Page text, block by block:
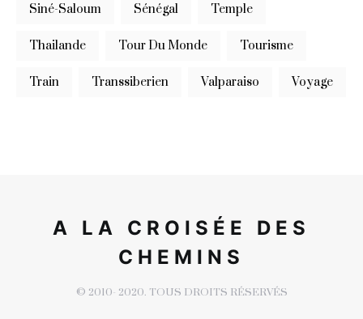
Siné-Saloum Sénégal Temple
Thailande Tour Du Monde Tourisme
Train Transsiberien Valparaiso Voyage
A LA CROISÉE DES
CHEMINS
© 2010- 2020. TOUS DROITS RÉSERVÉS